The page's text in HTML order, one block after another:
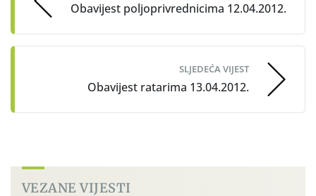
Obavijest poljoprivrednicima 12.04.2012.
SLJEDEĆA VIJEST
Obavijest ratarima 13.04.2012.
VEZANE VIJESTI